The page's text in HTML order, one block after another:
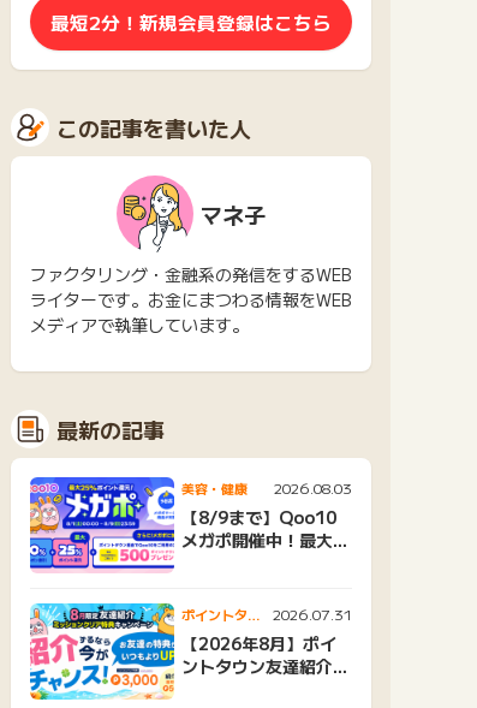
最短2分！新規会員登録はこちら
この記事を書いた人
マネ子
ファクタリング・金融系の発信をするWEB
ライターです。お金にまつわる情報をWEB
メディアで執筆しています。
最新の記事
美容・健康 2026.08.03
【8/9まで】Qoo10
メガポ開催中！最大
ポイントタウ
ンニュース
2026.07.31
【2026年8月】ポイ
ントタウン友達紹介キ